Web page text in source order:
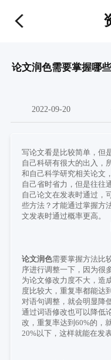
论文润色需要掌握哪
2022-09-20
写论文看是比较简单，但
自己科研有很大的出入，
和自己科学研究相关论文
自己省时省力，但是往往
自己论文在发表时通过，
些方法？才能通过掌握方
文发表时通过概率更高。
论文润色需要掌握方法比
序进行调整一下，因为很
为论文修改力度不大，造
度比较大，重复率都能达到
对语句调整，就会明显降
通过词语修改也可以降低
改，重复率达到 60%的，
20%以下，这样就能在发